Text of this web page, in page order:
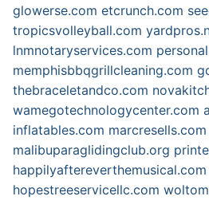
glowerse.com etcrunch.com
tropicsvolleyball.com
lnmnotaryservices.com
memphisbbqgrillcleaning.com
thebraceletandco.com
wamegotechnologycenter.com
inflatables.com marcresells.com
malibuparaglidingclub.org
happilyaftereverthemusical.com
hopestreeservicellc.com